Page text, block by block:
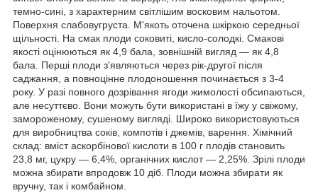
темно-сині, з характерним світлішим восковим нальотом.
Поверхня слабовугруста. М'якоть оточена шкіркою середньої
щільності. На смак плоди соковиті, кисло-солодкі. Смакові
якості оцінюються як 4,9 бала, зовнішній вигляд — як 4,8
бала. Перші плоди з'являються через рік-другої після
саджання, а повноцінне плодоношення починається з 3-4
року. У разі повного дозрівання ягоди жимолості обсипаються,
але несуттєво. Вони можуть бути використані в їжу у свіжому,
замороженому, сушеному вигляді. Широко використовуються
для виробництва соків, компотів і джемів, варення. Хімічний
склад: вміст аскорбінової кислоти в 100 г плодів становить
23,8 мг, цукру — 6,4%, органічних кислот — 2,25%. Зрілі плоди
можна збирати впродовж 10 діб. Плоди можна збирати як
вручну, так і комбайном.